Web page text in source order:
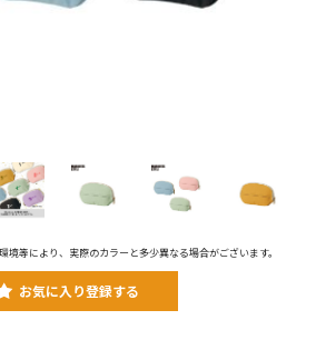
等により、実際のカラーと多少異なる場合がございます。
お気に入り登録する